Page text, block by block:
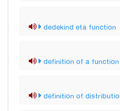
dedekind eta function
definition of a function
definition of